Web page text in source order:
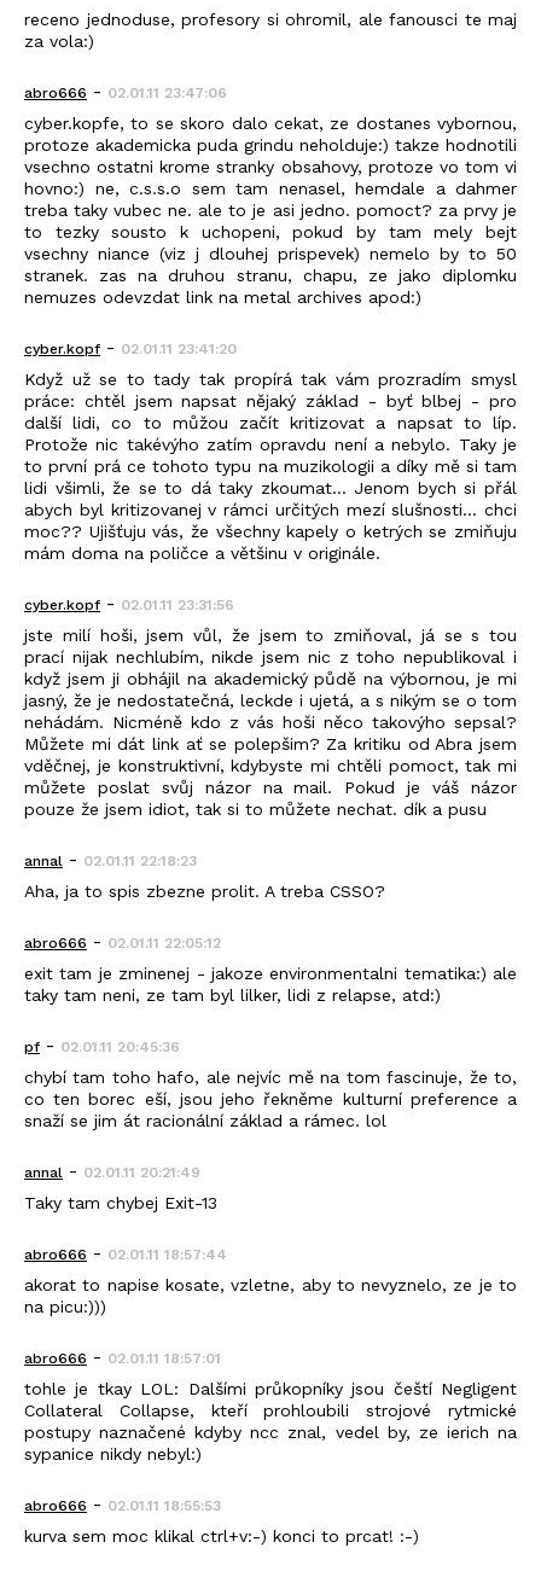
receno jednoduse, profesory si ohromil, ale fanousci te maj
za vola:)
abro666 - 02.01.11 23:47:06
cyber.kopfe, to se skoro dalo cekat, ze dostanes vybornou,
protoze akademicka puda grindu neholduje:) takze hodnotili
vsechno ostatni krome stranky obsahovy, protoze vo tom vi
hovno:) ne, c.s.s.o sem tam nenasel, hemdale a dahmer
treba taky vubec ne. ale to je asi jedno. pomoct? za prvy je
to tezky sousto k uchopeni, pokud by tam mely bejt
vsechny niance (viz j dlouhej prispevek) nemelo by to 50
stranek. zas na druhou stranu, chapu, ze jako diplomku
nemuzes odevzdat link na metal archives apod:)
cyber.kopf - 02.01.11 23:41:20
Když už se to tady tak propírá tak vám prozradím smysl
práce: chtěl jsem napsat nějaký základ - byť blbej - pro
další lidi, co to můžou začít kritizovat a napsat to líp.
Protože nic takévýho zatím opravdu není a nebylo. Taky je
to první prá ce tohoto typu na muzikologii a díky mě si tam
lidi všimli, že se to dá taky zkoumat... Jenom bych si přál
abych byl kritizovanej v rámci určitých mezí slušnosti... chci
moc?? Ujišťuju vás, že všechny kapely o ketrých se zmiňuju
mám doma na poličce a většinu v originále.
cyber.kopf - 02.01.11 23:31:56
jste milí hoši, jsem vůl, že jsem to zmiňoval, já se s tou
prací nijak nechlubím, nikde jsem nic z toho nepublikoval i
když jsem ji obhájil na akademický půdě na výbornou, je mi
jasný, že je nedostatečná, leckde i ujetá, a s nikým se o tom
nehádám. Nicméně kdo z vás hoši něco takovýho sepsal?
Můžete mi dát link ať se polepšim? Za kritiku od Abra jsem
vděčnej, je konstruktivní, kdybyste mi chtěli pomoct, tak mi
můžete poslat svůj názor na mail. Pokud je váš názor
pouze že jsem idiot, tak si to můžete nechat. dík a pusu
annal - 02.01.11 22:18:23
Aha, ja to spis zbezne prolit. A treba CSSO?
abro666 - 02.01.11 22:05:12
exit tam je zminenej - jakoze environmentalni tematika:) ale
taky tam neni, ze tam byl lilker, lidi z relapse, atd:)
pf - 02.01.11 20:45:36
chybí tam toho hafo, ale nejvíc mě na tom fascinuje, že to,
co ten borec eší, jsou jeho řekněme kulturní preference a
snaží se jim át racionální základ a rámec. lol
annal - 02.01.11 20:21:49
Taky tam chybej Exit-13
abro666 - 02.01.11 18:57:44
akorat to napise kosate, vzletne, aby to nevyznelo, ze je to
na picu:)))
abro666 - 02.01.11 18:57:01
tohle je tkay LOL: Dalšími průkopníky jsou čeští Negligent
Collateral Collapse, kteří prohloubili strojové rytmické
postupy naznačené kdyby ncc znal, vedel by, ze ierich na
sypanice nikdy nebyl:)
abro666 - 02.01.11 18:55:53
kurva sem moc klikal ctrl+v:-) konci to prcat! :-)